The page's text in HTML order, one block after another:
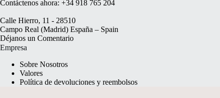
Contáctenos ahora: +34 918 765 204
Calle Hierro, 11 - 28510
Campo Real (Madrid) España – Spain
Déjanos un Comentario
Empresa
Sobre Nosotros
Valores
Política de devoluciones y reembolsos